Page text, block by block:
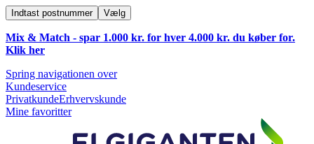
Indtast postnummer Vælg
Mix & Match - spar 1.000 kr. for hver 4.000 kr. du køber for.
Klik her
Spring navigationen over
Kundeservice
PrivatkundeErhvervskunde
Mine favoritter